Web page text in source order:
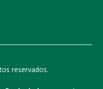
reservados.